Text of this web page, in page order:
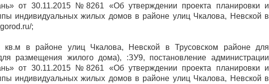
от 30.11.2015 №8261 «Об утверждении проекта планировки и
индивидуальных жилых домов в районе улиц Чкалова, Невской в
;
в районе улиц Чкалова, Невской в Трусовском районе для
размещения жилого дома), :ЗУ9, постановление администрации
от 30.11.2015 №8261 «Об утверждении проекта планировки и
индивидуальных жилых домов в районе улиц Чкалова, Невской в